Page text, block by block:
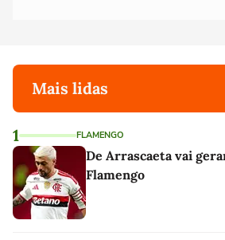
Mais lidas
1 FLAMENGO
De Arrascaeta vai
Flamengo